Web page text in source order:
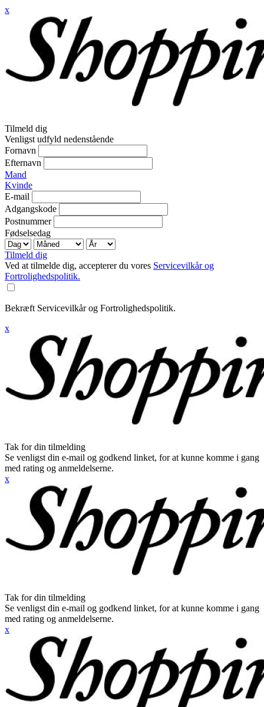
x
Tilmeld dig
Venligst udfyld nedenstående
Fornavn
Efternavn
Mand
Kvinde
E-mail
Adgangskode
Postnummer
Fødselsedag
Tilmeld dig
Ved at tilmelde dig, accepterer du vores Servicevilkår og
Fortrolighedspolitik.
Bekræft Servicevilkår og Fortrolighedspolitik.
x
Tak for din tilmelding
Se venligst din e-mail og godkend linket, for at kunne komme i gang
med rating og anmeldelserne.
x
Tak for din tilmelding
Se venligst din e-mail og godkend linket, for at kunne komme i gang
med rating og anmeldelserne.
x